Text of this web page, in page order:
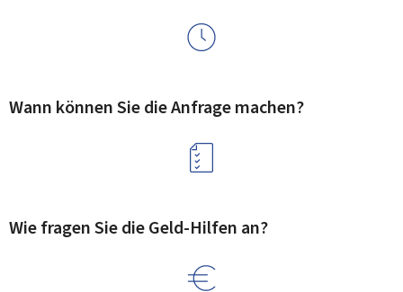
Wann können Sie die Anfrage machen?
Wie fragen Sie die Geld-Hilfen an?